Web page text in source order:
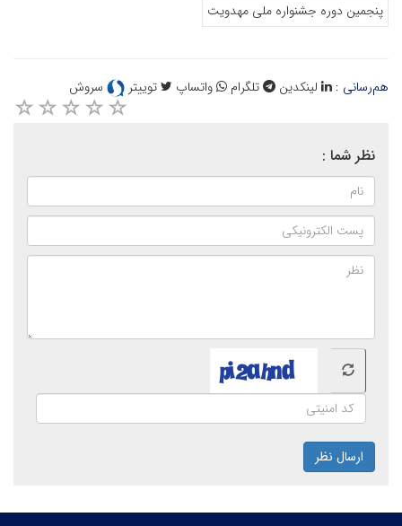
پنجمین دوره جشنواره ملی مهدویت
هم‌رسانی : لینکدین تلگرام واتساپ توییتر سروش
نظر شما :
ارسال نظر